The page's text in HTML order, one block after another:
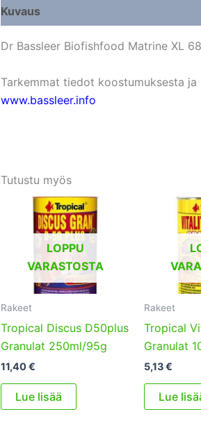
Kuvaus
Dr Bassleer Biofishfood Matrine XL
Tarkemmat tiedot koostumuksesta
www.bassleer.info
Tutustu myös
LOPPU
VARASTOSTA
Rakeet
Tropical Discus D50plus
Granulat 250ml/95g
11,40€
Lue lisää
Rakeet
Tropical
Granulat
5,13€
Lue